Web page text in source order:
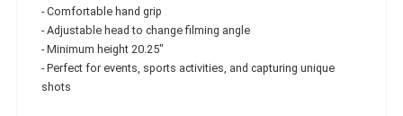
- Comfortable hand grip
- Adjustable head to change filming angle
- Minimum height 20.25"
- Perfect for events, sports activities, and capturing unique
shots